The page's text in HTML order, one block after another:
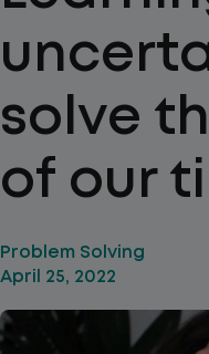
solve
of our
Problem Solving
April 25, 2022